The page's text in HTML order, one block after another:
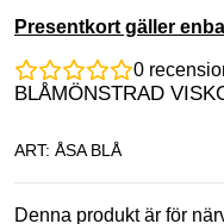
Presentkort gäller
0
BLÅMÖNSTRAD
ART: ÅSA BLÅ
Denna produkt är för